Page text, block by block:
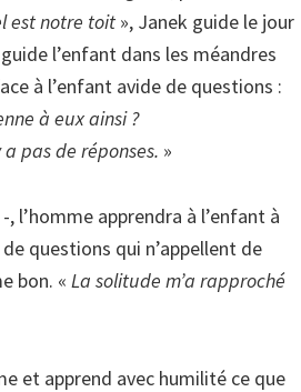
est notre toit », Janek guide le jour
l’enfant dans les méandres
à l’enfant avide de questions :
à eux ainsi ?
pas de réponses. »
l’homme apprendra à l’enfant à
questions qui n’appellent de
bon. « La solitude m’a rapproché
et apprend avec humilité ce que